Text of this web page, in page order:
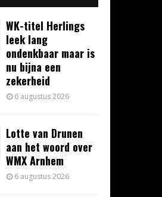
WK-titel Herlings
leek lang
ondenkbaar maar is
nu bijna een
zekerheid
6 augustus 2026
Lotte van Drunen
aan het woord over
WMX Arnhem
6 augustus 2026